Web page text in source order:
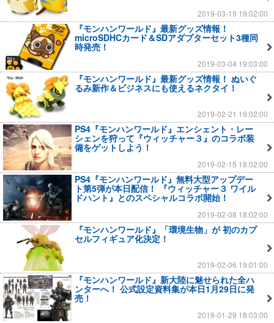
2019-03-19 19:02:00
『モンハンワールド』最新グッズ情報！
microSDHCカード＆SDアダプターセット3種同
時発売！
2019-03-04 19:03:00
『モンハンワールド』最新グッズ情報！ ぬいぐ
るみ新作＆ビジネスにも使えるネクタイ！
2019-02-21 19:02:00
PS4『モンハンワールド』エンシェント・レー
シェンを狩って『ウィッチャー３』のコラボ装
備をゲットしよう！
2019-02-15 18:02:00
PS4『モンハンワールド』無料大型アップデー
ト第5弾が本日配信！ 『ウィッチャー３ ワイル
ドハント』とのスペシャルコラボ開始！
2019-02-08 18:02:00
『モンハンワールド』「環境生物」が 初のカプ
セルフィギュア化決定！
2019-02-06 19:01:00
『モンハンワールド』新大陸に魅せられた全ハ
ンターへ！ 公式設定資料集が本日1月29日に発
売！
2019-01-29 18:03:00